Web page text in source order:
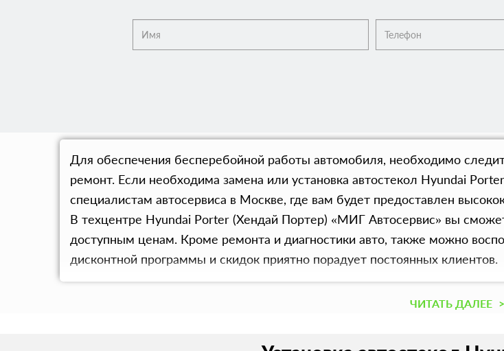
Для обеспечения бесперебойной работы автомобиля, необходимо
ремонт. Если необходима замена или установка автостекол Hyundai
специалистам автосервиса в Москве, где вам будет предоставлен
В техцентре Hyundai Porter (Хендай Портер) «МИГ Автосервис» вы
доступным ценам. Кроме ремонта и диагностики авто, также можно
дисконтной программы и скидок приятно порадует постоянных клиентов.
ЧИТАТЬ ДАЛЕЕ